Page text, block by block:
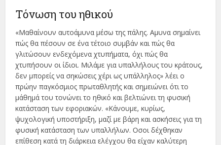
Τόνωση του ηθικού
«Μαθαίνουν αυτοάμυνα μέσω της πάλης. Αμυνα σημαίνει
πώς θα πέσουν σε ένα τέτοιο συμβάν και πώς θα
γλιτώσουν ενδεχόμενα χτυπήματα, όχι πώς θα
χτυπήσουν οι ίδιοι. Μιλάμε για υπαλλήλους του κράτους,
δεν μπορείς να σηκώσεις χέρι ως υπάλληλος» λέει ο
πρώην παγκόσμιος πρωταθλητής και σημειώνει ότι το
μάθημά του τονώνει το ηθικό και βελτιώνει τη φυσική
κατάσταση των εφοριακών. «Κάνουμε, κυρίως,
ψυχολογική υποστήριξη, μαζί με βάρη και ασκήσεις για τη
φυσική κατάσταση των υπαλλήλων. Οσοι δέχθηκαν
επίθεση κατά τη διάρκεια ελέγχου θα είχαν καλύτερη